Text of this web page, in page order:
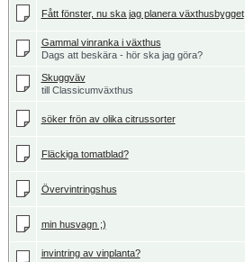
Fått fönster, nu ska jag planera växthusbygget
Gammal vinranka i växthus
Dags att beskära - hör ska jag göra?
Skuggväv
till Classicumväxthus
söker frön av olika citrussorter
Fläckiga tomatblad?
Övervintringshus
min husvagn ;)
invintring av vinplanta?